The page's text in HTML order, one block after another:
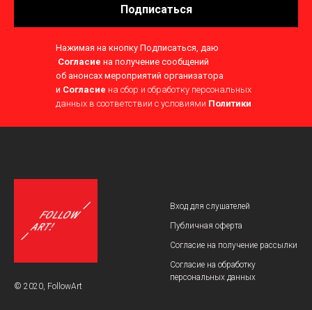
Подписаться
Нажимая на кнопку Подписаться, даю
Согласие на получение сообщений
об анонсах мероприятий организатора
и Согласие на сбор и обработку персональных
данных в соответствии с условиями Политики
© 2020, FollowArt
Вход для слушателей
Публичная оферта
Согласие на получение рассылки
Согласие на обработку
персональных данных